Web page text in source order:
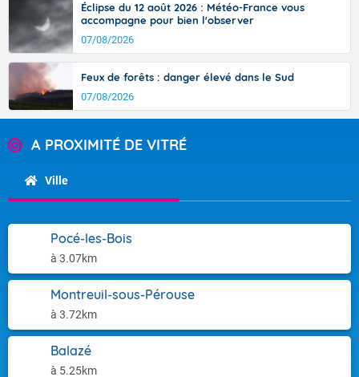
Éclipse du 12 août 2026 : Météo-France vous
accompagne pour bien l'observer
07/08/2026
Feux de forêts : danger élevé dans le Sud
07/08/2026
A PROXIMITÉ DE VITRÉ
Ville
Pocé-les-Bois
à 3.07km
Montreuil-sous-Pérouse
à 3.72km
Balazé
à 5.25km